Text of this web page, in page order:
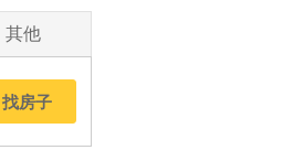
其他
找房子